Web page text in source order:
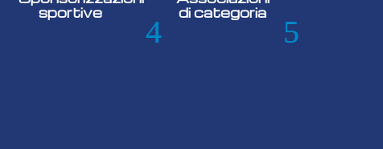
sportive
di categoria